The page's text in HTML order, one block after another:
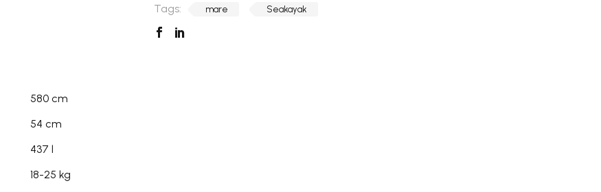
Tags:
mare Seakayak
580 cm
54 cm
437 l
18-25 kg